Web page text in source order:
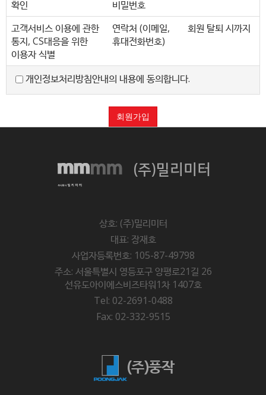
운영하는 사업자의 의미로도 사용합니다.
"이용자"란 "몰"에 접속하여 이 약관에 따라 "몰"이
제공하는 서비스를 받는 회원 및 비회원을 말합니다.
'회원'이라 함은 “몰”에 회원등록을 한 자로서, 계속적으로
"몰"이 제공하는 서비스를 이용할 수 있는 자를 말합니다.
'비회원'이라 함은 회원에 가입하지 않고 "몰"이 제공하는
서비스를 이용하는 자를 말합니다.
"몰"은 이 약관의 내용과 상호 및 대표자 성명, 영업소
소재지 주소(소비자의 불만을 처리할 수 있는 곳의 주소를
사업자등록번호, 통신판매업 신고번호,
개인정보관리책임자 등을 이용자가 쉽게 알 수 있도록
사이버몰의 초기 서비스화면(전면)에 게시합니다. 다만,
약관의 내용은 이용자가 연결화면을 통하여 볼 수 있도록
할 수 있습니다.
"몰"은 이용자가 약관에 동의하기에 앞서 약관에
정하여져 있는 내용 중 청약철회·배송책임·환불조건 등과
"몰"은 「전자상거래 등에서의 소비자보호에 관한 법률」,
확인
비밀번호
고객서비스 이용에 관한
통지, CS대응을 위한
이용자 식별
연락처 (이메일,
휴대전화번호)
회원 탈퇴 시까지
개인정보처리방침안내의 내용에 동의합니다.
회원가입
(주)밀리미터
상호: (주)밀리미터
대표: 장재호
사업자등록번호: 105-87-49798
주소: 서울특별시 영등포구 양평로21길 26
선유도아이에스비즈타워1차 1407호
Tel: 02-2691-0488
Fax: 02-332-9515
(주)풍작